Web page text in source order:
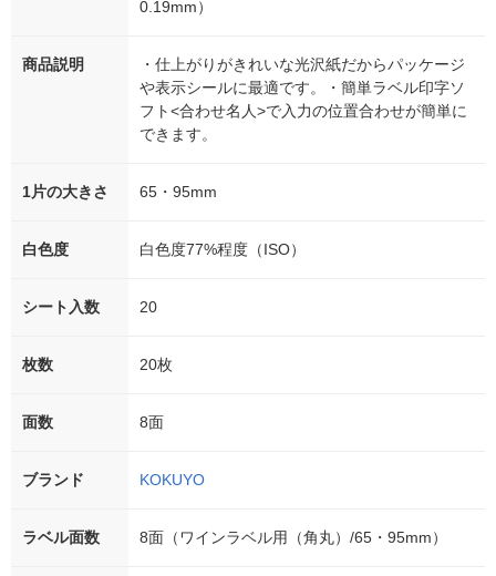
0.19mm）
商品説明
・仕上がりがきれいな光沢紙だからパッケージ
や表示シールに最適です。・簡単ラベル印字ソ
フト<合わせ名人>で入力の位置合わせが簡単に
できます。
1片の大きさ 65・95mm
白色度 白色度77%程度（ISO）
シート入数 20
枚数 20枚
面数 8面
ブランド KOKUYO
ラベル面数 8面（ワインラベル用（角丸）/65・95mm）